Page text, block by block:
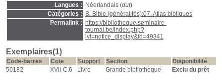
Langues :
Néerlandais (dut)
Catégories :
B. Bible (généralités):07. Atlas bibliques
Permalink :
https://bibliotheque.seminaire-
tournai.be/index.php?
lvl=notice_display&id=49341
Exemplaires(1)
Code-barres Cote Support Section
Disponibilité
50182
XVII-C.6 Livre Grande bibliothèque Exclu du prêt